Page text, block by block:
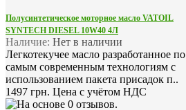
Полусинтетическое моторное масло VATOIL
SYNTECH DIESEL 10W40 4Л
Наличие: Нет в наличии
Легкотекучее масло разработанное по
самым современным технологиям с
использованием пакета присадок п..
1497 грн. Цена с учётом НДС